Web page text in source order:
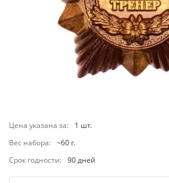
Цена указана за:
1 шт.
Вес набора: ~60 г.
Срок годности: 90 дней